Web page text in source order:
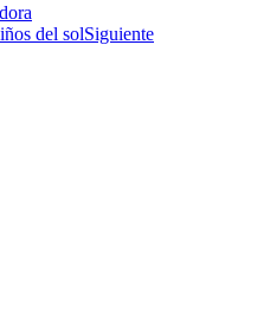
del solSiguiente